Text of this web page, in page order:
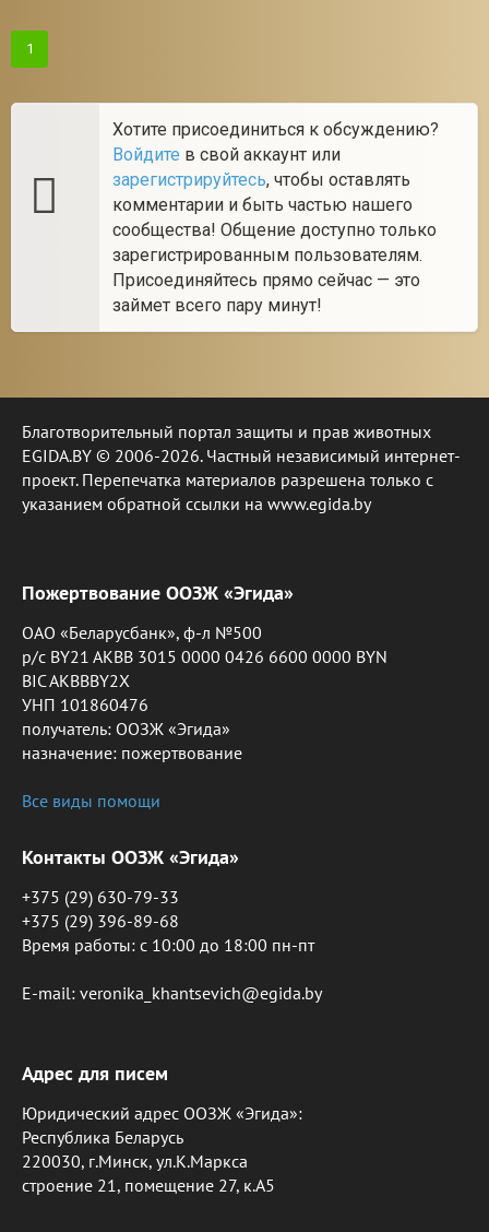
1
Хотите присоединиться к обсуждению?
Войдите в свой аккаунт или
зарегистрируйтесь, чтобы оставлять
комментарии и быть частью нашего
сообщества! Общение доступно только
зарегистрированным пользователям.
Присоединяйтесь прямо сейчас — это
займет всего пару минут!
Благотворительный портал защиты и прав животных
EGIDA.BY © 2006-2026. Частный независимый интернет-
проект. Перепечатка материалов разрешена только с
указанием обратной ссылки на www.egida.by
Пожертвование ООЗЖ «Эгида»
ОАО «Беларусбанк», ф-л №500
р/с BY21 AKBB 3015 0000 0426 6600 0000 BYN
BIC AKBBBY2X
УНП 101860476
получатель: ООЗЖ «Эгида»
назначение: пожертвование
Все виды помощи
Контакты ООЗЖ «Эгида»
+375 (29) 630-79-33
+375 (29) 396-89-68
Время работы: c 10:00 до 18:00 пн-пт
E-mail: veronika_khantsevich@egida.by
Адрес для писем
Юридический адрес ООЗЖ «Эгида»:
Республика Беларусь
220030, г.Минск, ул.К.Маркса
строение 21, помещение 27, к.А5